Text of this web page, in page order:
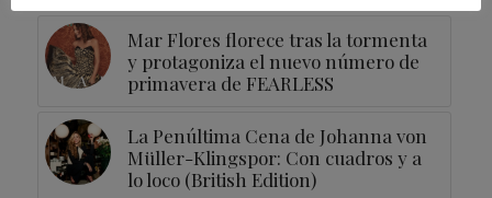
Mar Flores florece tras la tormenta
y protagoniza el nuevo número de
primavera de FEARLESS
La Penúltima Cena de Johanna von
Müller-Klingspor: Con cuadros y a
lo loco (British Edition)